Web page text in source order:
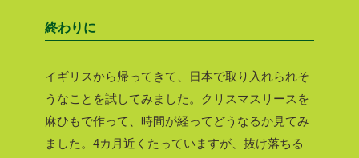
終わりに
イギリスから帰ってきて、日本で取り入れられそ
うなことを試してみました。クリスマスリースを
麻ひもで作って、時間が経ってどうなるか見てみ
ました。4カ月近くたっていますが、抜け落ちる